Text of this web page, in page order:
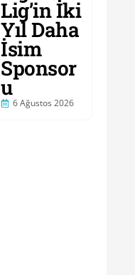
Lig’in İki
Yıl Daha
İsim
Sponsor
u
6 Ağustos 2026